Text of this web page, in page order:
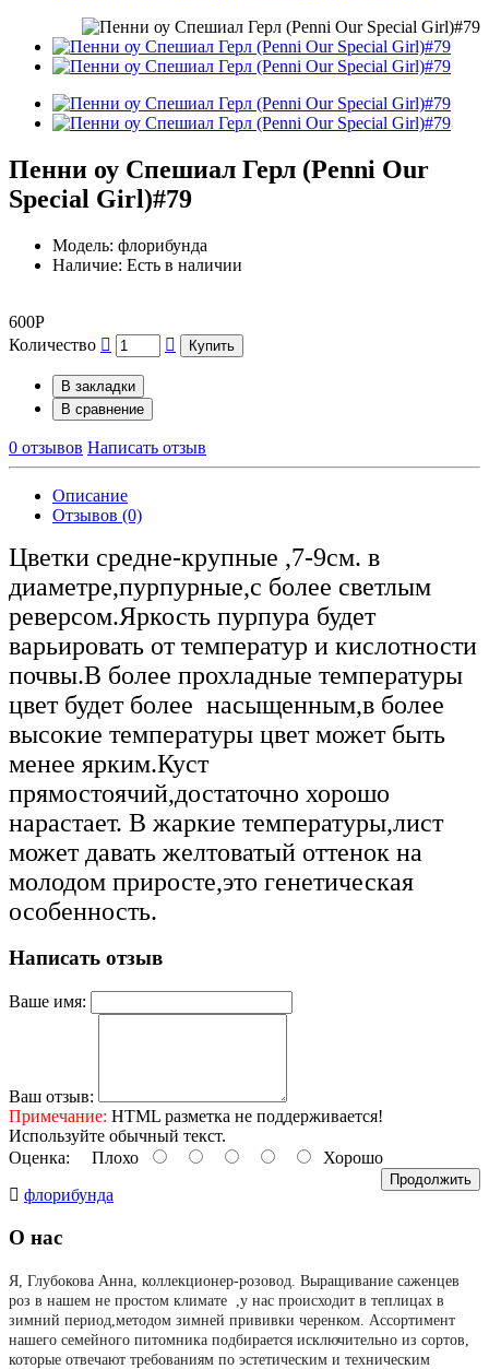
Пенни оу Спешиал Герл (Penni Our
Special Girl)#79
Модель: флорибунда
Наличие: Есть в наличии
600Р
Количество
Купить
В закладки
В сравнение
0 отзывов Написать отзыв
Описание
Отзывов (0)
Цветки средне-крупные ,7-9см. в
диаметре,пурпурные,с более светлым
реверсом.Яркость пурпура будет
варьировать от температур и кислотности
почвы.В более прохладные температуры
цвет будет более насыщенным,в более
высокие температуры цвет может быть
менее ярким.Куст
прямостоячий,достаточно хорошо
нарастает. В жаркие температуры,лист
может давать желтоватый оттенок на
молодом приросте,это генетическая
особенность.
Написать отзыв
Ваше имя:
Ваш отзыв:
Примечание: HTML разметка не поддерживается!
Используйте обычный текст.
Оценка: Плохо Хорошо
Продолжить
флорибунда
О нас
Я, Глубокова Анна, коллекционер-розовод. Выращивание саженцев
роз в нашем не простом климате ,у нас происходит в теплицах в
зимний период,методом зимней прививки черенком. Ассортимент
нашего семейного питомника подбирается исключительно из сортов,
которые отвечают требованиям по эстетическим и техническим